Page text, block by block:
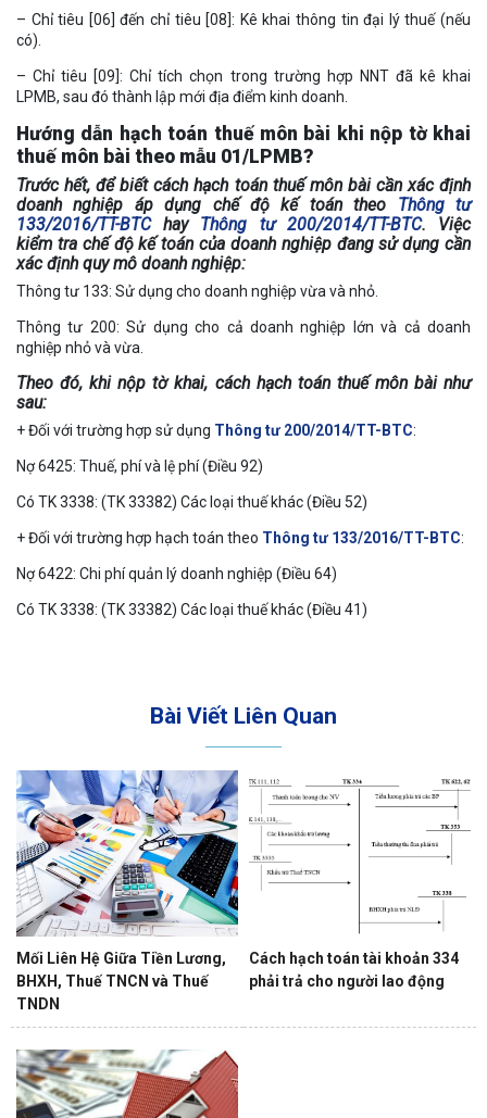
– Chỉ tiêu [06] đến chỉ tiêu [08]: Kê khai thông tin đại lý thuế (nếu
có).
– Chỉ tiêu [09]: Chỉ tích chọn trong trường hợp NNT đã kê khai
LPMB, sau đó thành lập mới địa điểm kinh doanh.
Hướng dẫn hạch toán thuế môn bài khi nộp tờ khai
thuế môn bài theo mẫu 01/LPMB?
Trước hết, để biết cách hạch toán thuế môn bài cần xác định
doanh nghiệp áp dụng chế độ kế toán theo Thông tư
133/2016/TT-BTChay Thông tư 200/2014/TT-BTC. Việc
kiểm tra chế độ kế toán của doanh nghiệp đang sử dụng cần
xác định quy mô doanh nghiệp:
Thông tư 133: Sử dụng cho doanh nghiệp vừa và nhỏ.
Thông tư 200: Sử dụng cho cả doanh nghiệp lớn và cả doanh
nghiệp nhỏ và vừa.
Theo đó, khi nộp tờ khai, cách hạch toán thuế môn bài như
sau:
+ Đối với trường hợp sử dụng Thông tư 200/2014/TT-BTC:
Nợ 6425: Thuế, phí và lệ phí (Điều 92)
Có TK 3338: (TK 33382) Các loại thuế khác (Điều 52)
+ Đối với trường hợp hạch toán theo Thông tư 133/2016/TT-BTC:
Nợ 6422: Chi phí quản lý doanh nghiệp (Điều 64)
Có TK 3338: (TK 33382) Các loại thuế khác (Điều 41)
Bài Viết Liên Quan
Mối Liên Hệ Giữa Tiền Lương,
BHXH, Thuế TNCN và Thuế
TNDN
Cách hạch toán tài khoản 334
phải trả cho người lao động